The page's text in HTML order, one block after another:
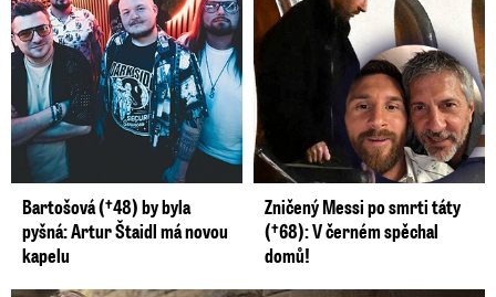
Bartošová (†48) by byla
pyšná: Artur Štaidl má novou
kapelu
Zničený Messi po smrti táty
(†68): V černém spěchal
domů!